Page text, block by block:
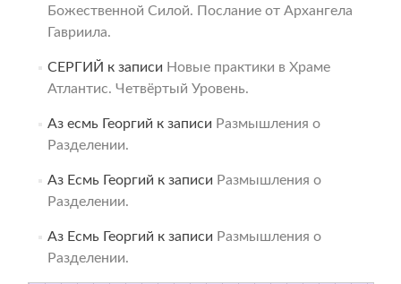
Божественной Силой. Послание от Архангела
Гавриила.
СЕРГИЙ к записи Новые практики в Храме
Атлантис. Четвёртый Уровень.
Аз есмь Георгий к записи Размышления о
Разделении.
Аз Есмь Георгий к записи Размышления о
Разделении.
Аз Есмь Георгий к записи Размышления о
Разделении.